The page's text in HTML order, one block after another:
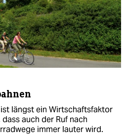
längst ein Wirtschaftsfaktor
auch der Ruf nach
immer lauter wird.